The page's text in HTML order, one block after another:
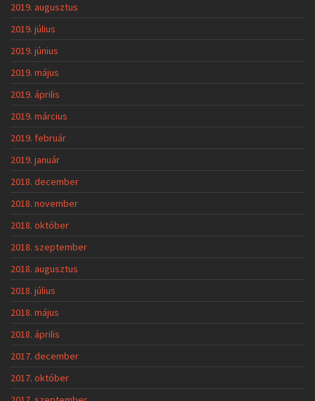
2019. augusztus
2019. július
2019. június
2019. május
2019. április
2019. március
2019. február
2019. január
2018. december
2018. november
2018. október
2018. szeptember
2018. augusztus
2018. július
2018. május
2018. április
2017. december
2017. október